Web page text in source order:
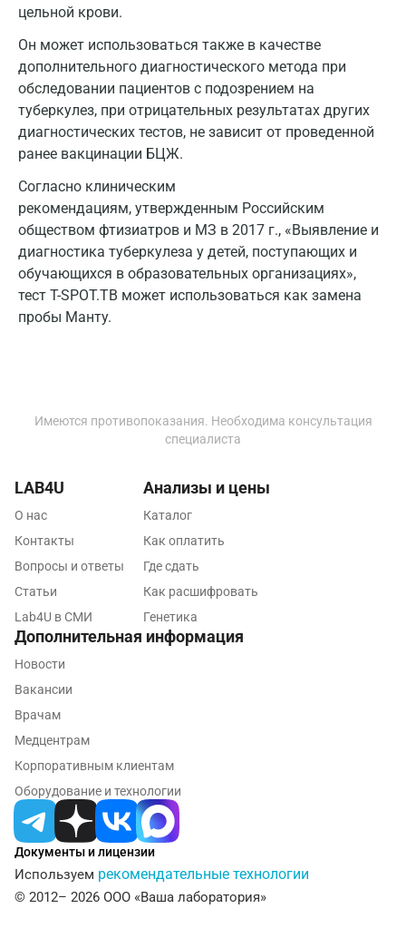
цельной крови.
Он может использоваться также в качестве
дополнительного диагностического метода при
обследовании пациентов с подозрением на
туберкулез, при отрицательных результатах других
диагностических тестов, не зависит от проведенной
ранее вакцинации БЦЖ.
Согласно клиническим
рекомендациям, утвержденным Российским
обществом фтизиатров и МЗ в 2017 г., «Выявление и
диагностика туберкулеза у детей, поступающих и
обучающихся в образовательных организациях»,
тест T-SPOT.TB может использоваться как замена
пробы Манту.
Дзержинск
Дзержинский
Дмитров
Домодедово
Екатеринбург
Жуковский
Звенигород
Ивантеевка
Истра
Калининград
Кемерово
Ковров
Королев
Котельники
Красногорск
Краснодар
Имеются противопоказания. Необходима консультация
специалиста
Документы и лицензии
Используем рекомендательные технологии
© 2012– 2026 ООО «Ваша лаборатория»
LAB4U
О нас
Контакты
Вопросы и ответы
Статьи
Lab4U в СМИ
Анализы и цены
Каталог
Как оплатить
Где сдать
Как расшифровать
Генетика
Дополнительная информация
Новости
Вакансии
Врачам
Медцентрам
Корпоративным клиентам
Оборудование и технологии